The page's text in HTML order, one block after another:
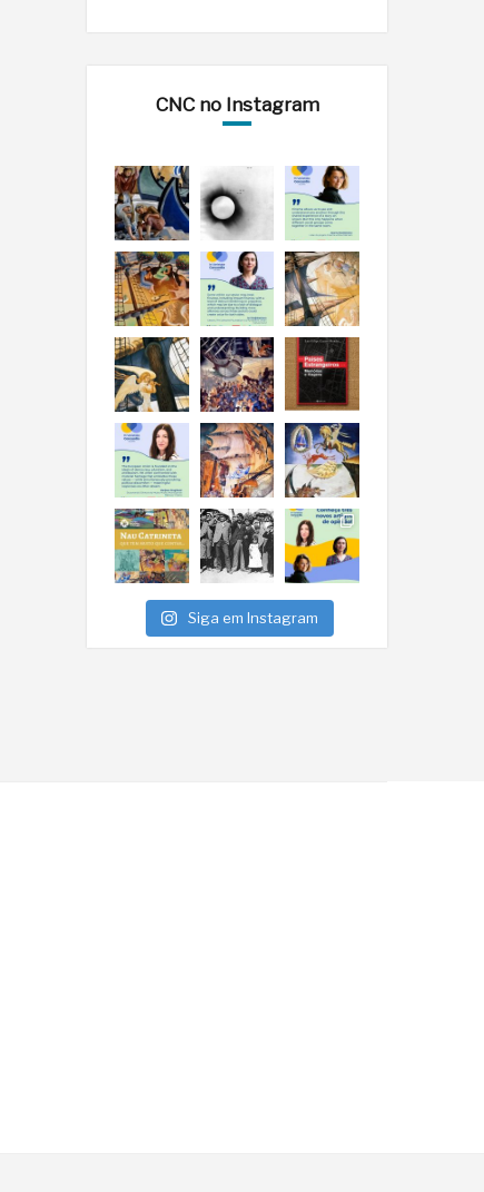
CNC no Instagram
Siga em Instagram